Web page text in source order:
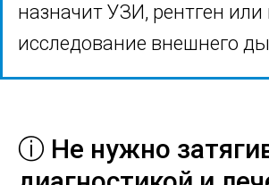
назначит УЗИ, рентген или
исследование внешнего
ⓘ Не нужно